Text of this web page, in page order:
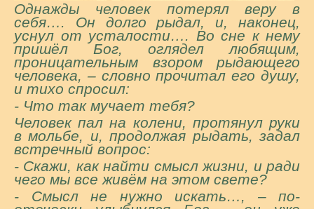
Однажды человек потерял веру в
себя…. Он долго рыдал, и, наконец,
уснул от усталости…. Во сне к нему
пришёл Бог, оглядел любящим,
проницательным взором рыдающего
человека, – словно прочитал его душу,
и тихо спросил:
- Что так мучает тебя?
Человек пал на колени, протянул руки
в мольбе, и, продолжая рыдать, задал
встречный вопрос:
- Скажи, как найти смысл жизни, и ради
чего мы все живём на этом свете?
- Смысл не нужно искать…, – по-